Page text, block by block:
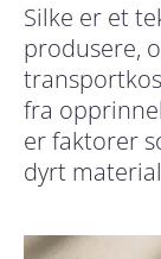
Silke er et
produsere,
fra
er faktorer
dyrt